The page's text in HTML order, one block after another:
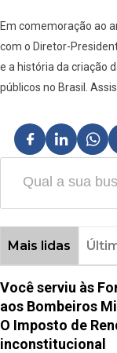
Em comemoração ao
com o Diretor-
e a história da criação
públicos no Brasil.
Mais lidas
Você serviu às
aos Bombeiros
O Imposto de
inconstitucional